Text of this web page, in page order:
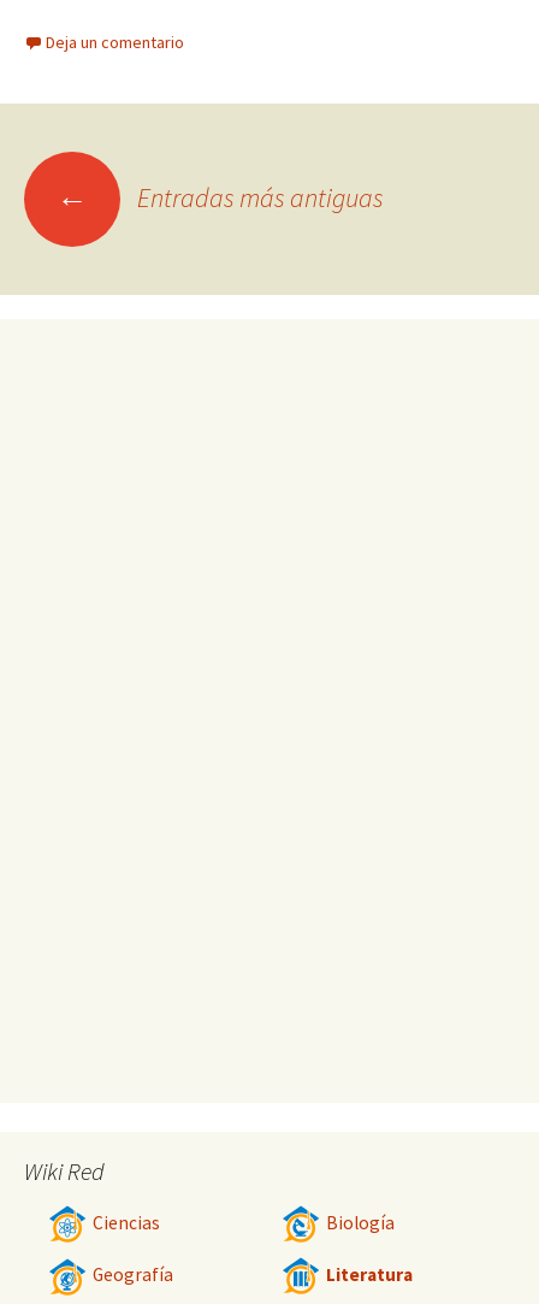
Deja un comentario
Ir ← Entradas más antiguas
Wiki Red
Ciencias Biología
Geografía Literatura